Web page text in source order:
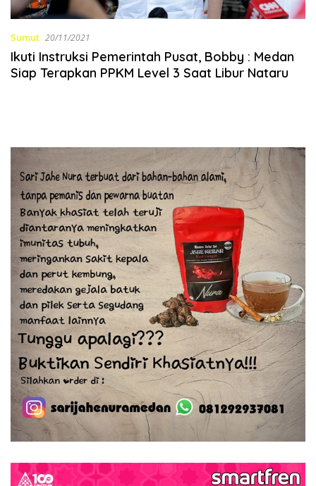
Sumut 20/11/2021
Ikuti Instruksi Pemerintah Pusat, Bobby : Medan
Siap Terapkan PPKM Level 3 Saat Libur Nataru